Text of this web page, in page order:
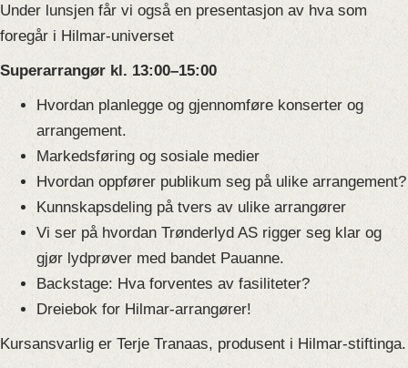
Under lunsjen får vi også en presentasjon av hva som
foregår i Hilmar-universet
Superarrangør kl. 13:00–15:00
Hvordan planlegge og gjennomføre konserter og
arrangement.
Markedsføring og sosiale medier
Hvordan oppfører publikum seg på ulike arrangement?
Kunnskapsdeling på tvers av ulike arrangører
Vi ser på hvordan Trønderlyd AS rigger seg klar og
gjør lydprøver med bandet Pauanne.
Backstage: Hva forventes av fasiliteter?
Dreiebok for Hilmar-arrangører!
Kursansvarlig er Terje Tranaas, produsent i Hilmar-stiftinga.